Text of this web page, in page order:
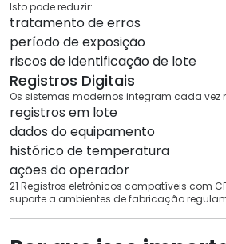
Isto pode reduzir:
tratamento de erros
período de exposição
riscos de identificação de lote
Registros Digitais
Os sistemas modernos integram cada vez
registros em lote
dados do equipamento
histórico de temperatura
ações do operador
21 Registros eletrônicos compatíveis com
suporte a ambientes de fabricação